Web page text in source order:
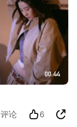
00:44
6
评论